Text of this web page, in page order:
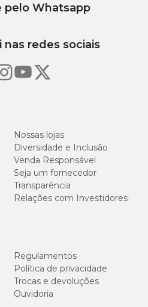
Nossas lojas
Diversidade e Inclusão
Venda Responsável
Seja um fornecedor
Transparência
Relações com Investidores
Regulamentos
Política de privacidade
Trocas e devoluções
Ouvidoria
pelo Whatsapp
nas redes sociais